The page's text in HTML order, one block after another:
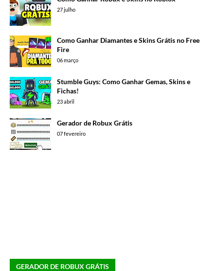
27 julho
Como Ganhar Diamantes e Skins Grátis no Free
Fire
06 março
Stumble Guys: Como Ganhar Gemas, Skins e
Fichas!
23 abril
Gerador de Robux Grátis
07 fevereiro
GERADOR DE ROBUX GRÁTIS